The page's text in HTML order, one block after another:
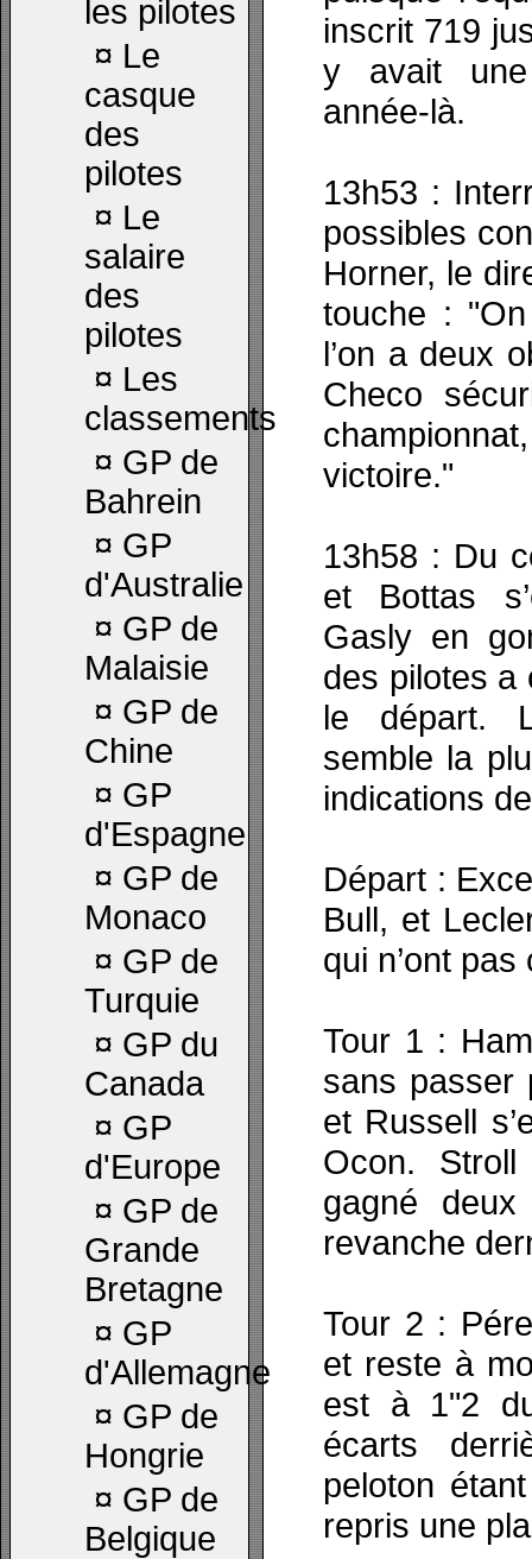
les pilotes
¤ Le
casque
des
pilotes
¤ Le
salaire
des
pilotes
¤ Les
classements
¤ GP de
Bahrein
¤ GP
d'Australie
¤ GP de
Malaisie
¤ GP de
Chine
¤ GP
d'Espagne
¤ GP de
Monaco
¤ GP de
Turquie
¤ GP du
Canada
¤ GP
d'Europe
¤ GP de
Grande
Bretagne
¤ GP
d'Allemagne
¤ GP de
Hongrie
¤ GP de
Belgique
inscrit 719
y avait
année-là.
13h53 :
possibles
Horner, le
touche :
l’on a deux
Checo
victoire."
13h58 : Du
et Bottas
Gasly en
des pilotes a
le départ.
semble la
indications
Départ :
Bull, et
qui n’ont
Tour 1 :
sans passer
et Russell
Ocon.
gagné
revanche
Tour 2 :
et reste à
est à 1"2
écarts
peloton
repris une